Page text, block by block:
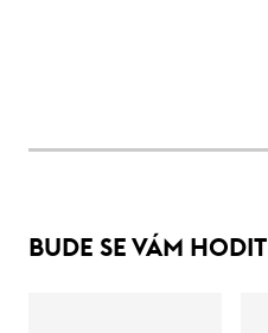
BUDE SE VÁM HODIT